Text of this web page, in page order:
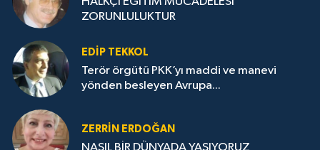
ZORUNLULUKTUR
EDIP TEKKOL
Terör örgütü PKK’yı maddi ve manevi
yönden besleyen Avrupa...
ZERRIN ERDOĞAN
NASIL BİR DÜNYADA YAŞIYORUZ